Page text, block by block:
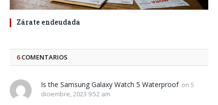
Zárate endeudada
6COMENTARIOS
Is the Samsung Galaxy Watch 5 Waterproof on 5
diciembre, 2023 9:52 am